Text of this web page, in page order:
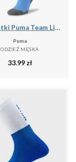
Skarpetki Puma Team Liga Core
Puma
ODZIEŻ MĘSKA
33.99 zł